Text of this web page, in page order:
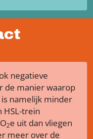
negatieve
de manier waarop
namelijk minder
HSL-trein
2e uit dan vliegen
meer over de